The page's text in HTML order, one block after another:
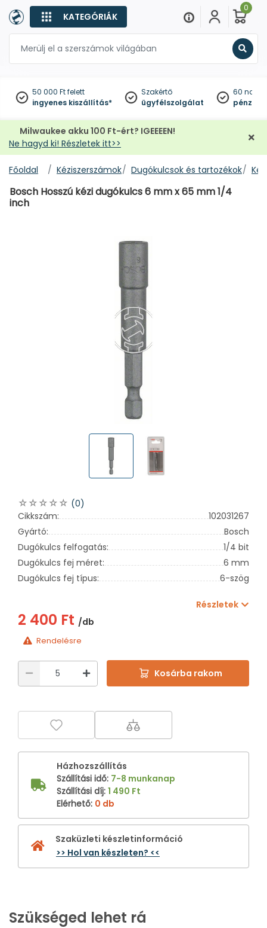
KATEGÓRIÁK
0
50 000 Ft felett
ingyenes kiszállítás*
Szakértő
ügyfélszolgálat
60
Milwaukee akku 100 Ft-ért? IGEEEEN!
Ne hagyd ki! Részletek itt>>
Főoldal Kéziszerszámok Dugókulcsok és tartozékok
Bosch Hosszú kézi dugókulcs 6 mm x 65 mm 1/4
inch
(0)
Cikkszám:
102031267
Gyártó:
Bosch
Dugókulcs felfogatás:
1/4 bit
Dugókulcs fej méret:
6 mm
Dugókulcs fej típus:
6-szög
Részletek
2 400 Ft /db
Rendelésre
Kosárba rakom
Házhozszállítás
Szállítási idő: 7-8 munkanap
Szállítási díj: 1 490 Ft
Elérhető: 0 db
Szaküzleti készletinformáció
>> Hol van készleten? <<
Szükséged lehet rá